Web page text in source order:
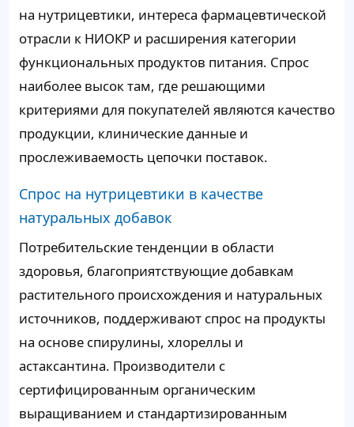
на нутрицевтики, интереса фармацевтической
отрасли к НИОКР и расширения категории
функциональных продуктов питания. Спрос
наиболее высок там, где решающими
критериями для покупателей являются качество
продукции, клинические данные и
прослеживаемость цепочки поставок.
Спрос на нутрицевтики в качестве
натуральных добавок
Потребительские тенденции в области
здоровья, благоприятствующие добавкам
растительного происхождения и натуральных
источников, поддерживают спрос на продукты
на основе спирулины, хлореллы и
астаксантина. Производители с
сертифицированным органическим
выращиванием и стандартизированным